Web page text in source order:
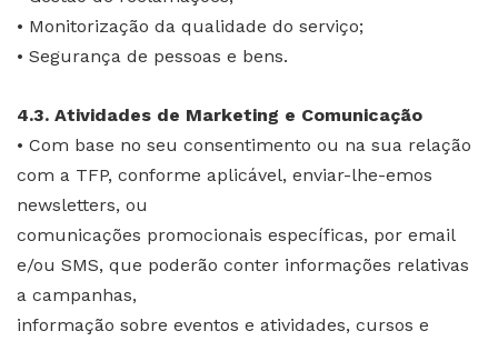
• Monitorização da qualidade do serviço;
• Segurança de pessoas e bens.
4.3. Atividades de Marketing e Comunicação
• Com base no seu consentimento ou na sua relação
com a TFP, conforme aplicável, enviar-lhe-emos
newsletters, ou
comunicações promocionais específicas, por email
e/ou SMS, que poderão conter informações relativas
a campanhas,
informação sobre eventos e atividades, cursos e